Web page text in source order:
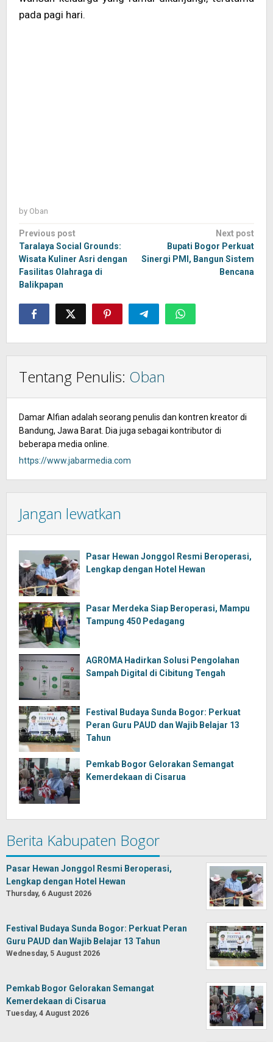
pada pagi hari.
by Oban
Post
navigation
Previous post
Taralaya Social Grounds:
Wisata Kuliner Asri dengan
Fasilitas Olahraga di
Balikpapan
Next post
Bupati Bogor Perkuat
Sinergi PMI, Bangun Sistem
Bencana
Tentang Penulis: Oban
Damar Alfian adalah seorang penulis dan kontren kreator di
Bandung, Jawa Barat. Dia juga sebagai kontributor di
beberapa media online.
https://www.jabarmedia.com
Jangan lewatkan
Pasar Hewan Jonggol Resmi Beroperasi,
Lengkap dengan Hotel Hewan
Pasar Merdeka Siap Beroperasi, Mampu
Tampung 450 Pedagang
AGROMA Hadirkan Solusi Pengolahan
Sampah Digital di Cibitung Tengah
Festival Budaya Sunda Bogor: Perkuat
Peran Guru PAUD dan Wajib Belajar 13
Tahun
Pemkab Bogor Gelorakan Semangat
Kemerdekaan di Cisarua
Berita Kabupaten Bogor
Pasar Hewan Jonggol Resmi Beroperasi,
Lengkap dengan Hotel Hewan
Thursday, 6 August 2026
Festival Budaya Sunda Bogor: Perkuat Peran
Guru PAUD dan Wajib Belajar 13 Tahun
Wednesday, 5 August 2026
Pemkab Bogor Gelorakan Semangat
Kemerdekaan di Cisarua
Tuesday, 4 August 2026